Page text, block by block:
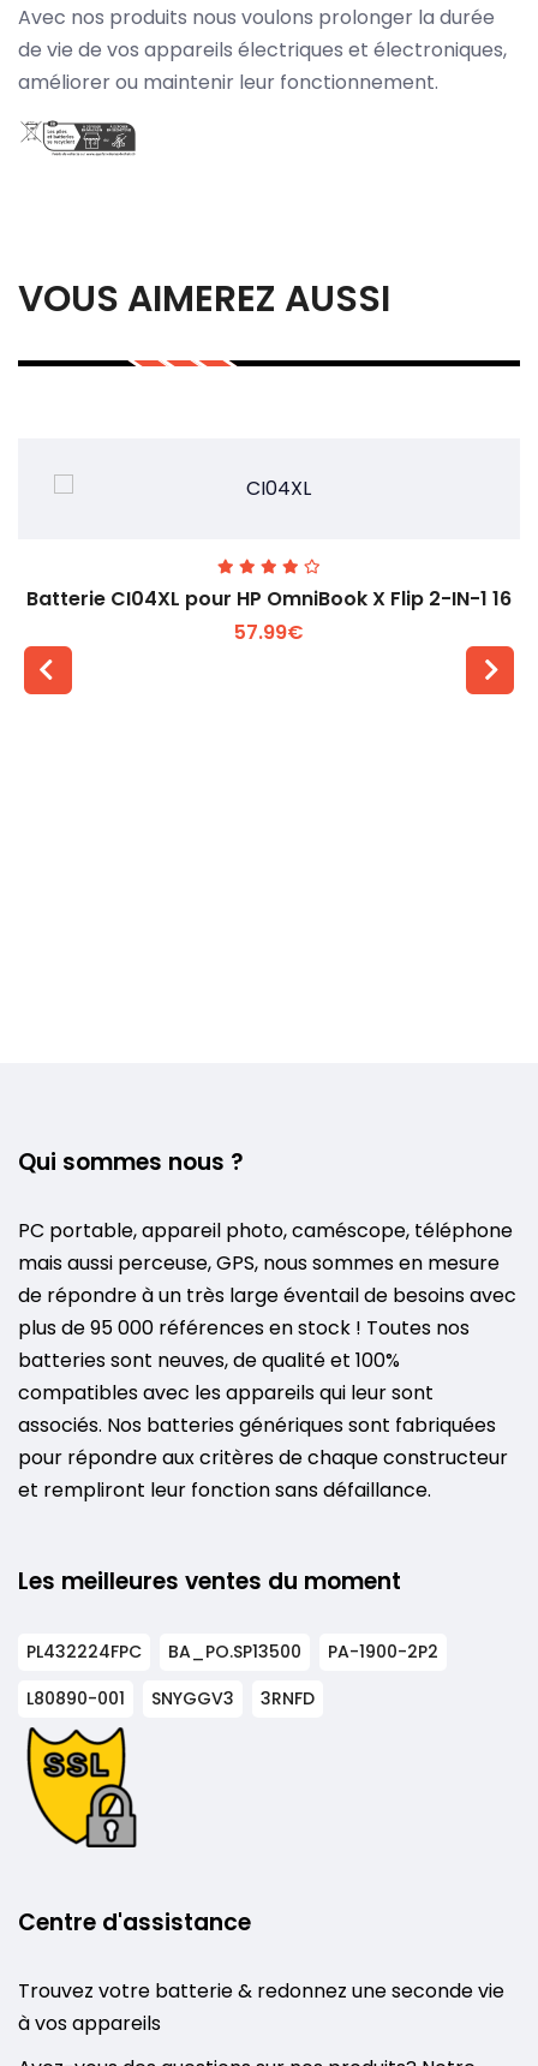
Avec nos produits nous voulons prolonger la durée
de vie de vos appareils électriques et électroniques,
améliorer ou maintenir leur fonctionnement.
VOUS AIMEREZ AUSSI
Batterie CI04XL pour HP OmniBook X Flip 2-IN-1 16
57.99€
Qui sommes nous ?
PC portable, appareil photo, caméscope, téléphone
mais aussi perceuse, GPS, nous sommes en mesure
de répondre à un très large éventail de besoins avec
plus de 95 000 références en stock ! Toutes nos
batteries sont neuves, de qualité et 100%
compatibles avec les appareils qui leur sont
associés. Nos batteries génériques sont fabriquées
pour répondre aux critères de chaque constructeur
et rempliront leur fonction sans défaillance.
Les meilleures ventes du moment
PL432224FPC BA_PO.SP13500
PA-1900-2P2
L80890-001
SNYGGV3 3RNFD
Centre d'assistance
Trouvez votre batterie & redonnez une seconde vie
à vos appareils